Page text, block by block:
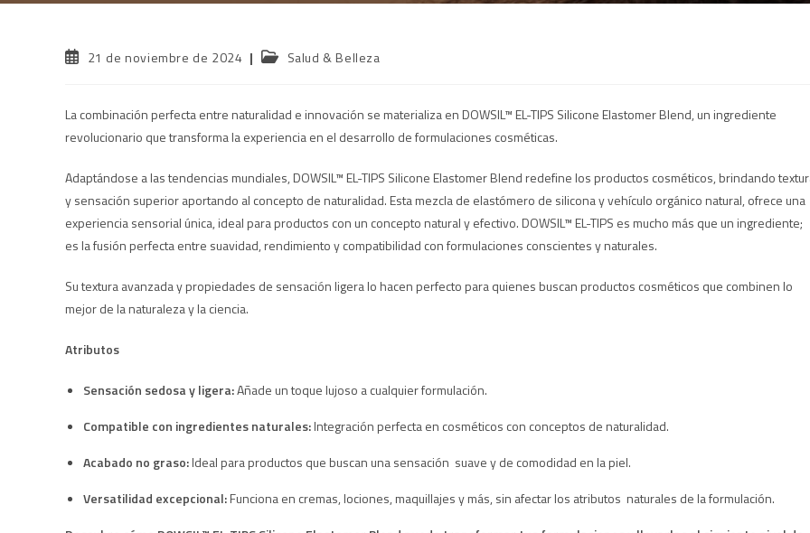
21 de noviembre de 2024 Salud & Belleza
La combinación perfecta entre naturalidad e innovación se materializa en DOWSIL™ EL-TIPS Silicone Elastomer Blend, un ingrediente
revolucionario que transforma la experiencia en el desarrollo de formulaciones cosméticas.
Adaptándose a las tendencias mundiales, DOWSIL™ EL-TIPS Silicone Elastomer Blend redefine los productos cosméticos, brindando
y sensación superior aportando al concepto de naturalidad. Esta mezcla de elastómero de silicona y vehículo orgánico natural, ofrece una
experiencia sensorial única, ideal para productos con un concepto natural y efectivo. DOWSIL™ EL-TIPS es mucho más que un ingrediente;
es la fusión perfecta entre suavidad, rendimiento y compatibilidad con formulaciones conscientes y naturales.
Su textura avanzada y propiedades de sensación ligera lo hacen perfecto para quienes buscan productos cosméticos que combinen lo
mejor de la naturaleza y la ciencia.
Atributos
Sensación sedosa y ligera:Añade un toque lujoso a cualquier formulación.
Compatible con ingredientes naturales:Integración perfecta en cosméticos con conceptos de naturalidad.
Acabado no graso:Ideal para productos que buscan una sensación suave y de comodidad en la piel.
Versatilidad excepcional:Funciona en cremas, lociones, maquillajes y más, sin afectar los atributos naturales de la formulación.